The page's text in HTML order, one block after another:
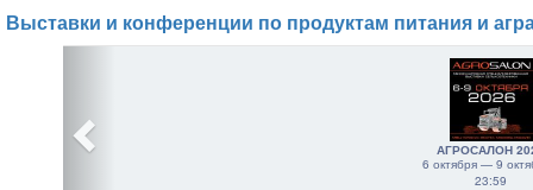
Выставки и конференции по продуктам питания и
АГРОСАЛОН
6 октября — 9
23:59